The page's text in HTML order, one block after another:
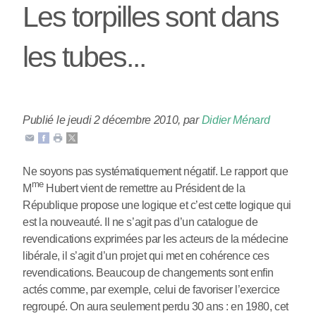
Les torpilles sont dans
les tubes...
Publié le jeudi 2 décembre 2010, parDidier Ménard
Ne soyons pas systématiquement négatif. Le rapport que
M meHubert vient de remettre au Président de la
République propose une logique et c’est cette logique qui
est la nouveauté. Il ne s’agit pas d’un catalogue de
revendications exprimées par les acteurs de la médecine
libérale, il s’agit d’un projet qui met en cohérence ces
revendications. Beaucoup de changements sont enfin
actés comme, par exemple, celui de favoriser l’exercice
regroupé. On aura seulement perdu 30 ans : en 1980, cet